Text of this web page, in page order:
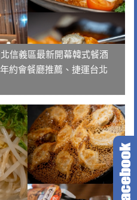
北信義區最新開幕韓式餐酒
約會餐廳推薦、捷運台北